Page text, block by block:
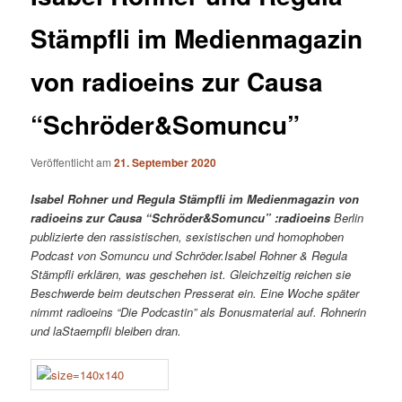
Stämpfli im Medienmagazin
von radioeins zur Causa
“Schröder&Somuncu”
Veröffentlicht am21. September 2020
Isabel Rohner und Regula Stämpfli im Medienmagazin von
radioeins zur Causa “Schröder&Somuncu” :radioeins Berlin
publizierte den rassistischen, sexistischen und homophoben
Podcast von Somuncu und Schröder.Isabel Rohner & Regula
Stämpfli erklären, was geschehen ist. Gleichzeitig reichen sie
Beschwerde beim deutschen Presserat ein. Eine Woche später
nimmt radioeins “Die Podcastin” als Bonusmaterial auf. Rohnerin
und laStaempfli bleiben dran.